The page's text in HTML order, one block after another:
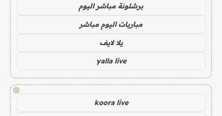
برشلونة مباشر اليوم
مباريات اليوم مباشر
يلا لايف
yalla live
!
koora live